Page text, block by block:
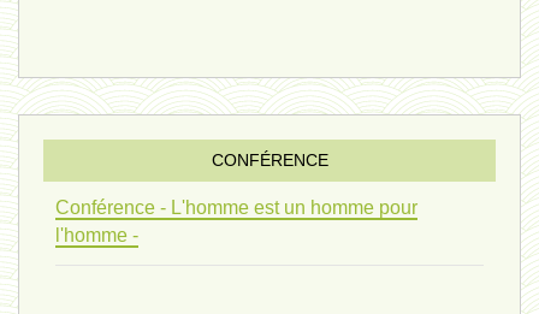
penser 01 - 9 février 2024 *
univers 09 V4 - 26 janvier 2024 *
CONFÉRENCE
Conférence - L'homme est un homme pour
l'homme -